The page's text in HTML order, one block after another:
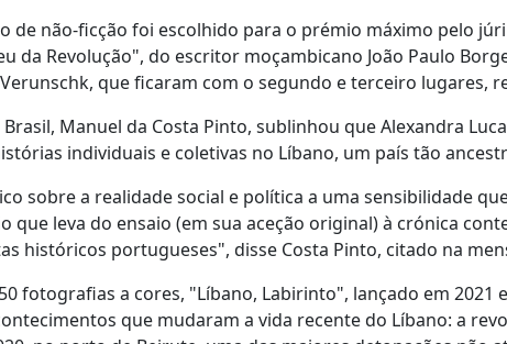
de não-ficção foi escolhido para o prémio máximo pelo
da Revolução", do escritor moçambicano João Paulo
que ficaram com o segundo e terceiro lugares,
Manuel da Costa Pinto, sublinhou que Alexandra
individuais e coletivas no Líbano, um país tão
sobre a realidade social e política a uma sensibilidade
que leva do ensaio (em sua aceção original) à crónica
históricos portugueses", disse Costa Pinto, citado na
fotografias a cores, "Líbano, Labirinto", lançado em
que mudaram a vida recente do Líbano: a